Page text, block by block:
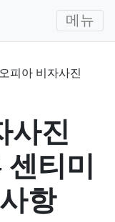
메뉴
피아 비자사진
사진
티미
항